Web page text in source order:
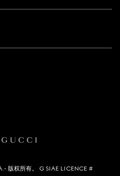
版权所有。 G SIAE LICENCE #